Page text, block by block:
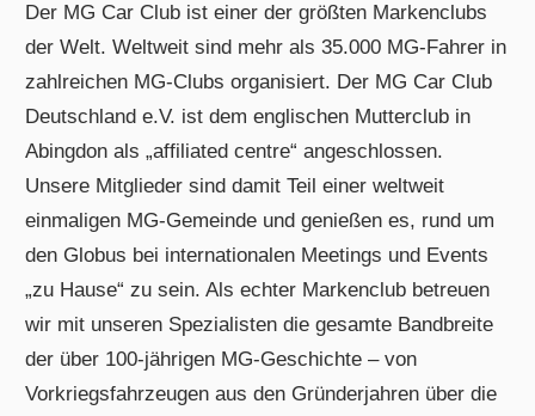
Der MG Car Club ist einer der größten Markenclubs
der Welt. Weltweit sind mehr als 35.000 MG-Fahrer in
zahlreichen MG-Clubs organisiert. Der MG Car Club
Deutschland e.V. ist dem englischen Mutterclub in
Abingdon als „affiliated centre“ angeschlossen.
Unsere Mitglieder sind damit Teil einer weltweit
einmaligen MG-Gemeinde und genießen es, rund um
den Globus bei internationalen Meetings und Events
„zu Hause“ zu sein. Als echter Markenclub betreuen
wir mit unseren Spezialisten die gesamte Bandbreite
der über 100-jährigen MG-Geschichte – von
Vorkriegsfahrzeugen aus den Gründerjahren über die